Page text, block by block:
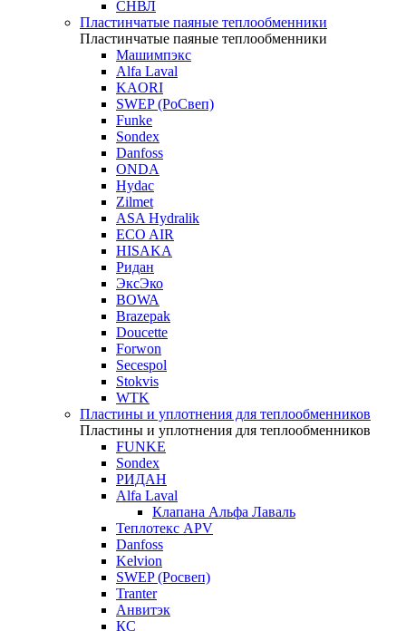
СНВЛ
Пластинчатые паяные теплообменники
Пластинчатые паяные теплообменники
Машимпэкс
Alfa Laval
KAORI
SWEP (РоСвеп)
Funke
Sondex
Danfoss
ONDA
Hydac
Zilmet
ASA Hydralik
ECO AIR
HISAKA
Ридан
ЭксЭко
BOWA
Brazepak
Doucette
Forwon
Secespol
Stokvis
WTK
Пластины и уплотнения для теплообменников
Пластины и уплотнения для теплообменников
FUNKE
Sondex
РИДАН
Alfa Laval
Клапана Альфа Лаваль
Теплотекс APV
Danfoss
Kelvion
SWEP (Росвеп)
Tranter
Анвитэк
КС